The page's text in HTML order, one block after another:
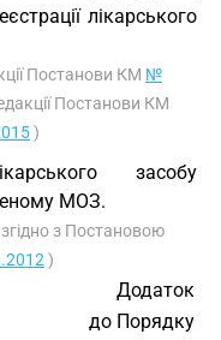
лікарського
Постанови КМ №
Постанови КМ
)
засобу
МОЗ.
з Постановою
)
Додаток
до Порядку